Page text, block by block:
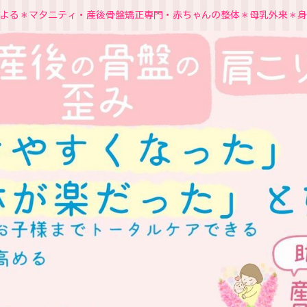
る＊マタニティ・産後骨盤矯正専門・赤ちゃんの整体＊母乳外来＊